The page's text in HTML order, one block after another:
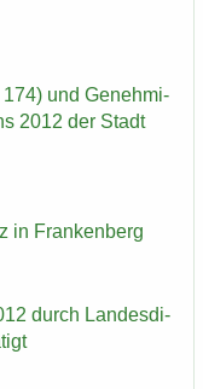
174) und Ge­neh­mi­
2012 der Stadt
in Fran­ken­berg
durch Lan­des­di­